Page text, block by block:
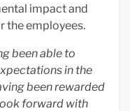
impact and
the employees.
been able to
in the
been rewarded
forward with